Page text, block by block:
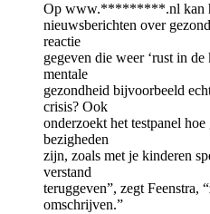
Op www.*********.nl kan
nieuwsberichten over
reactie
gegeven die weer ‘rust in
mentale
gezondheid bijvoorbeeld
crisis? Ook
onderzoekt het testpanel
bezigheden
zijn, zoals met je kinderen
verstand
teruggeven”, zegt Feenstra,
omschrijven.”